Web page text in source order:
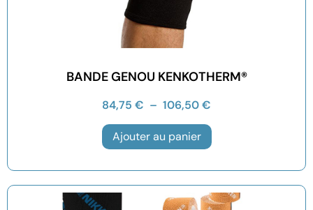
BANDE GENOU KENKOTHERM®
84,75 € – 106,50€
Ajouter au panier